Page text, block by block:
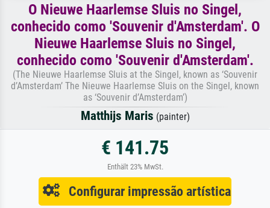
O Nieuwe Haarlemse Sluis no Singel,
conhecido como 'Souvenir d'Amsterdam'. O
Nieuwe Haarlemse Sluis no Singel,
conhecido como 'Souvenir d'Amsterdam'.
(The Nieuwe Haarlemse Sluis at the Singel, known as ‘Souvenir
d’Amsterdam’ The Nieuwe Haarlemse Sluis on the Singel, known
as ‘Souvenir d’Amsterdam’)
Matthijs Maris (painter)
€ 141.75
Enthält 23% MwSt.
Configurar impressão artística